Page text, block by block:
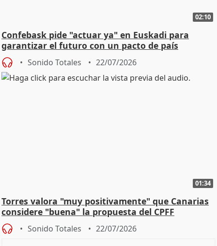
02:10
Confebask pide "actuar ya" en Euskadi para
garantizar el futuro con un pacto de país
Sonido Totales 22/07/2026
01:34
Torres valora "muy positivamente" que Canarias
considere "buena" la propuesta del CPFF
Sonido Totales 22/07/2026